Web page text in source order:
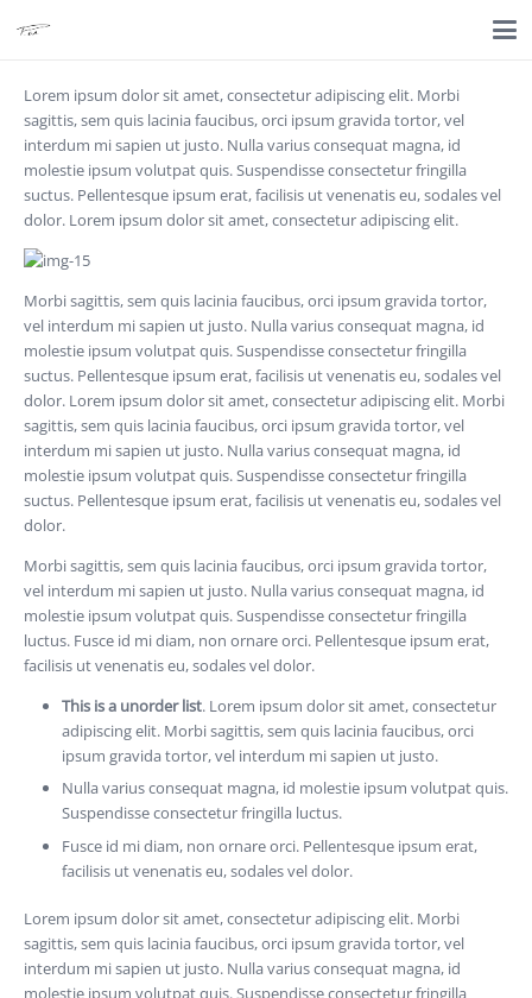
Lorem ipsum dolor sit amet, consectetur adipiscing elit. Morbi
sagittis, sem quis lacinia faucibus, orci ipsum gravida tortor, vel
interdum mi sapien ut justo. Nulla varius consequat magna, id
molestie ipsum volutpat quis. Suspendisse consectetur fringilla
suctus. Pellentesque ipsum erat, facilisis ut venenatis eu, sodales vel
dolor. Lorem ipsum dolor sit amet, consectetur adipiscing elit.
Morbi sagittis, sem quis lacinia faucibus, orci ipsum gravida tortor,
vel interdum mi sapien ut justo. Nulla varius consequat magna, id
molestie ipsum volutpat quis. Suspendisse consectetur fringilla
suctus. Pellentesque ipsum erat, facilisis ut venenatis eu, sodales vel
dolor. Lorem ipsum dolor sit amet, consectetur adipiscing elit. Morbi
sagittis, sem quis lacinia faucibus, orci ipsum gravida tortor, vel
interdum mi sapien ut justo. Nulla varius consequat magna, id
molestie ipsum volutpat quis. Suspendisse consectetur fringilla
suctus. Pellentesque ipsum erat, facilisis ut venenatis eu, sodales vel
dolor.
Morbi sagittis, sem quis lacinia faucibus, orci ipsum gravida tortor,
vel interdum mi sapien ut justo. Nulla varius consequat magna, id
molestie ipsum volutpat quis. Suspendisse consectetur fringilla
luctus. Fusce id mi diam, non ornare orci. Pellentesque ipsum erat,
facilisis ut venenatis eu, sodales vel dolor.
This is a unorder list. Lorem ipsum dolor sit amet, consectetur
adipiscing elit. Morbi sagittis, sem quis lacinia faucibus, orci
ipsum gravida tortor, vel interdum mi sapien ut justo.
Nulla varius consequat magna, id molestie ipsum volutpat quis.
Suspendisse consectetur fringilla luctus.
Fusce id mi diam, non ornare orci. Pellentesque ipsum erat,
facilisis ut venenatis eu, sodales vel dolor.
Lorem ipsum dolor sit amet, consectetur adipiscing elit. Morbi
sagittis, sem quis lacinia faucibus, orci ipsum gravida tortor, vel
interdum mi sapien ut justo. Nulla varius consequat magna, id
molestie ipsum volutpat quis. Suspendisse consectetur fringilla